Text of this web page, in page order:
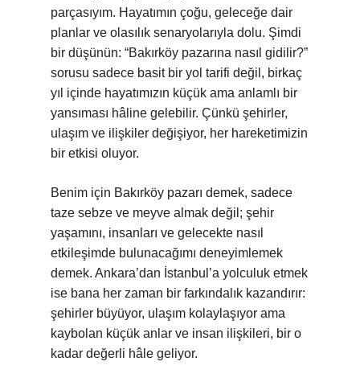
parçasıyım. Hayatımın çoğu, geleceğe dair
planlar ve olasılık senaryolarıyla dolu. Şimdi
bir düşünün: “Bakırköy pazarına nasıl gidilir?”
sorusu sadece basit bir yol tarifi değil, birkaç
yıl içinde hayatımızın küçük ama anlamlı bir
yansıması hâline gelebilir. Çünkü şehirler,
ulaşım ve ilişkiler değişiyor, her hareketimizin
bir etkisi oluyor.
Benim için Bakırköy pazarı demek, sadece
taze sebze ve meyve almak değil; şehir
yaşamını, insanları ve gelecekte nasıl
etkileşimde bulunacağımı deneyimlemek
demek. Ankara’dan İstanbul’a yolculuk etmek
ise bana her zaman bir farkındalık kazandırır:
şehirler büyüyor, ulaşım kolaylaşıyor ama
kaybolan küçük anlar ve insan ilişkileri, bir o
kadar değerli hâle geliyor.